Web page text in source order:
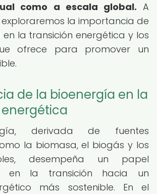
como a escala global. A
la importancia de
la transición energética y los
ofrece para promover un
de la bioenergía en la
derivada de fuentes
la biomasa, el biogás y los
desempeña un papel
en la transición hacia un
más sostenible. En el